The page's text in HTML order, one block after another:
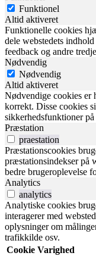
Funktionel
Altid aktiveret
Funktionelle cookies
dele webstedets
feedback og andre
Nødvendig
Nødvendig
Altid aktiveret
Nødvendige cookies er
korrekt. Disse cookies
sikkerhedsfunktioner
Præstation
praestation
Præstationscookies
præstationsindekser på
bedre brugeroplevelse
Analytics
analytics
Analytiske cookies
interagerer med
oplysninger om
trafikkilde osv.
Cookie Varighed